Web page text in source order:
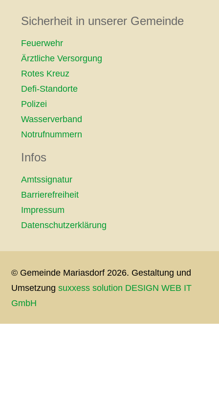
Sicherheit in unserer Gemeinde
Feuerwehr
Ärztliche Versorgung
Rotes Kreuz
Defi-Standorte
Polizei
Wasserverband
Notrufnummern
Infos
Amtssignatur
Barrierefreiheit
Impressum
Datenschutzerklärung
© Gemeinde Mariasdorf 2026. Gestaltung und
Umsetzung suxxess solution DESIGN WEB IT
GmbH